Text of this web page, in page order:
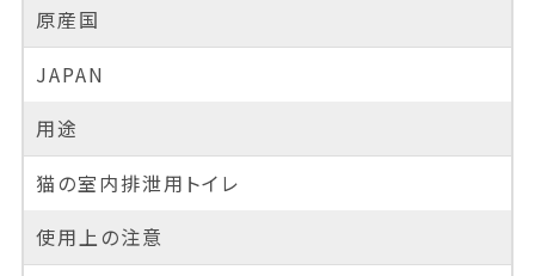
原産国
JAPAN
用途
猫の室内排泄用トイレ
使用上の注意